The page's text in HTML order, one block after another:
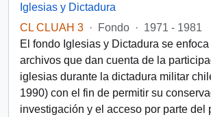
Iglesias y Dictadura
CL CLUAH 3 · Fondo · 1971 - 1981
El fondo Iglesias y Dictadura se
archivos que dan cuenta de la
iglesias durante la dictadura militar
1990) con el fin de permitir su
investigación y el acceso por parte del